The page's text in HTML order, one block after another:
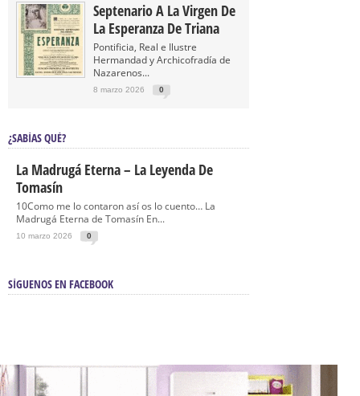
Septenario A La Virgen De
La Esperanza De Triana
Pontificia, Real e Ilustre
Hermandad y Archicofradía de
Nazarenos...
8 marzo 2026 0
¿SABÍAS QUÉ?
La Madrugá Eterna – La Leyenda De
Tomasín
10Como me lo contaron así os lo cuento… La
Madrugá Eterna de Tomasín En...
10 marzo 2026 0
SÍGUENOS EN FACEBOOK